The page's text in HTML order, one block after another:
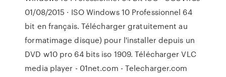
01/08/2015 · ISO Windows 10 Professionnel 64
bit en français. Télécharger gratuitement au
formatimage disque) pour l'installer depuis un
DVD w10 pro 64 bits iso 1909. Télécharger VLC
media player - 01net.com - Telecharger.com